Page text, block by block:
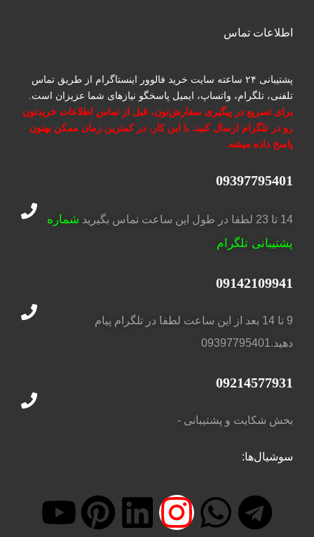
اطلاعات تماس
پشتیبانی ۲۴ ساعته سایت خرید فالوور اینستاگرام از طریق تماس
تلفنی، تلگرام، واتساپ، ایمیل پاسخگو نیازهای شما عزیزان است.
برای تسریع در پیگیری سفارش‌تون، قبل از تماس اطلاعات خریدتون
رو در تلگرام ارسال کنید. با این کار، در کمترین زمان ممکن بهتون
پاسخ داده میشه.
09397795401
14 تا 23 لطفا در طول این ساعت تماس بگیرید
شماره
پشتیبانی تلگرام
09142109941
9 تا 14 بعد از این ساعت لطفا در تلگرام پیام
دهید.09397795401
09214577931
بخش شکایت و پشتیبانی -
سوشیال‌ها: